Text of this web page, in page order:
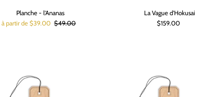
Planche - l'Ananas
à partir de $39.00 $49.00
La Vague d'Hokusai
$159.00